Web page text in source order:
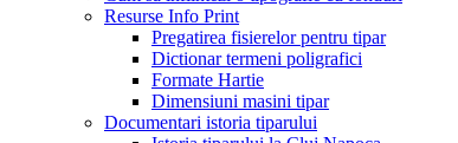
Resurse Info Print
Pregatirea fisierelor pentru tipar
Dictionar termeni poligrafici
Formate Hartie
Dimensiuni masini tipar
Documentari istoria tiparului